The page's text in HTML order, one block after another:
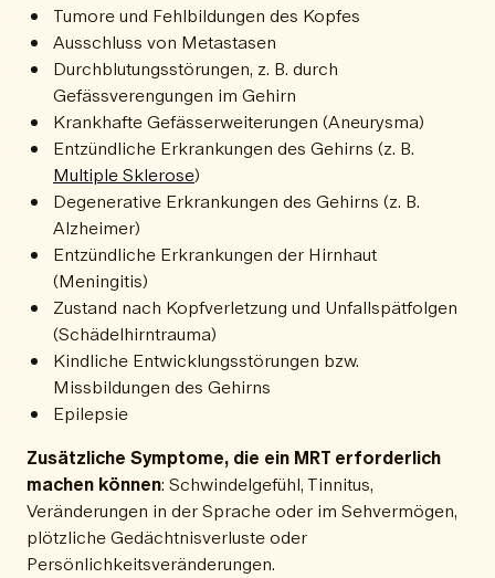
Tumore und Fehlbildungen des Kopfes
Ausschluss von Metastasen
Durchblutungsstörungen, z. B. durch
Gefässverengungen im Gehirn
Krankhafte Gefässerweiterungen (Aneurysma)
Entzündliche Erkrankungen des Gehirns (z. B.
Multiple Sklerose)
Degenerative Erkrankungen des Gehirns (z. B.
Alzheimer)
Entzündliche Erkrankungen der Hirnhaut
(Meningitis)
Zustand nach Kopfverletzung und Unfallspätfolgen
(Schädelhirntrauma)
Kindliche Entwicklungsstörungen bzw.
Missbildungen des Gehirns
Epilepsie
Zusätzliche Symptome, die ein MRT erforderlich
machen können: Schwindelgefühl, Tinnitus,
Veränderungen in der Sprache oder im Sehvermögen,
plötzliche Gedächtnisverluste oder
Persönlichkeitsveränderungen.